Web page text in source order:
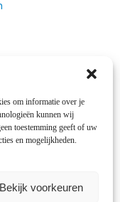
om informatie over je
kunnen wij
toestemming geeft of uw
en mogelijkheden.
Bekijk voorkeuren